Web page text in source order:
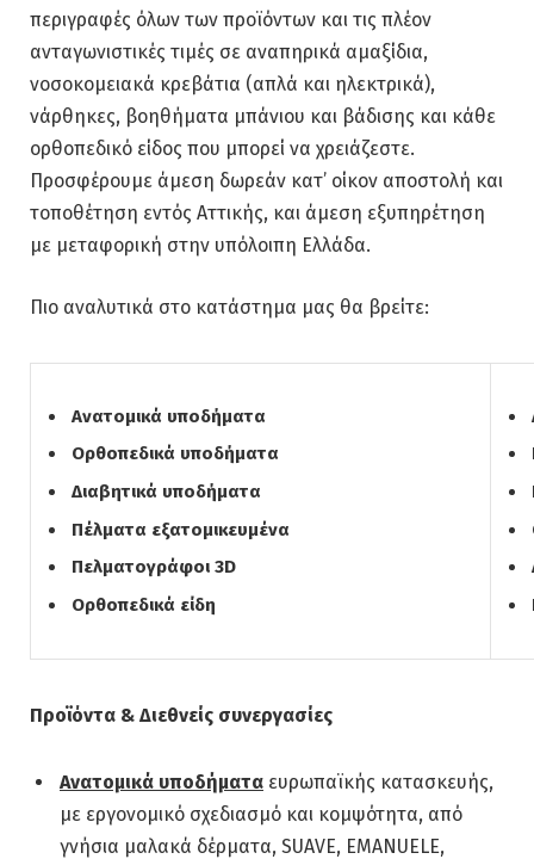
περιγραφές όλων των προϊόντων και τις πλέον
ανταγωνιστικές τιμές σε αναπηρικά αμαξίδια,
νοσοκομειακά κρεβάτια (απλά και ηλεκτρικά),
νάρθηκες, βοηθήματα μπάνιου και βάδισης και κάθε
ορθοπεδικό είδος που μπορεί να χρειάζεστε.
Προσφέρουμε άμεση δωρεάν κατ’ οίκον αποστολή και
τοποθέτηση εντός Αττικής, και άμεση εξυπηρέτηση
με μεταφορική στην υπόλοιπη Ελλάδα.
Πιο αναλυτικά στο κατάστημα μας θα βρείτε:
Ανατομικά υποδήματα
Ορθοπεδικά υποδήματα
Διαβητικά υποδήματα
Πέλματα εξατομικευμένα
Πελματογράφοι 3D
Ορθοπεδικά είδη
Προϊόντα & Διεθνείς συνεργασίες
Ανατομικά υποδήματα ευρωπαϊκής κατασκευής,
με εργονομικό σχεδιασμό και κομψότητα, από
γνήσια μαλακά δέρματα, SUAVE, EMANUELE,